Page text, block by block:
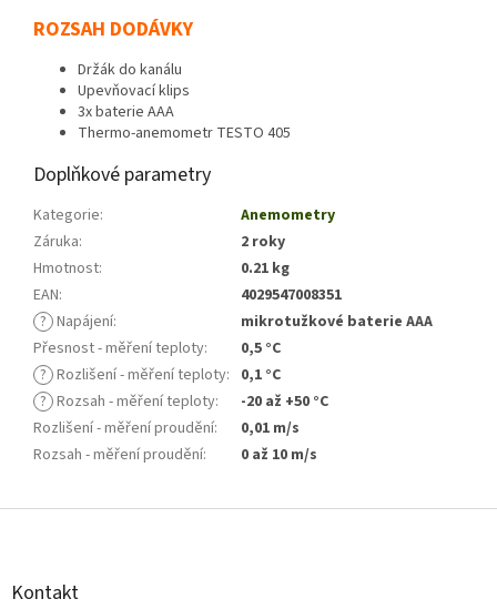
ROZSAH DODÁVKY
Držák do kanálu
Upevňovací klips
3x baterie AAA
Thermo-anemometr TESTO 405
Doplňkové parametry
Kategorie:
Anemometry
Záruka:
2 roky
Hmotnost:
0.21 kg
EAN:
4029547008351
? Napájení:
mikrotužkové baterie AAA
Přesnost - měření teploty:
0,5 °C
? Rozlišení - měření teploty: 0,1 °C
? Rozsah - měření teploty:
-20 až +50 °C
Rozlišení - měření proudění:
0,01 m/s
Rozsah - měření proudění: 0 až 10 m/s
Z
Kontakt